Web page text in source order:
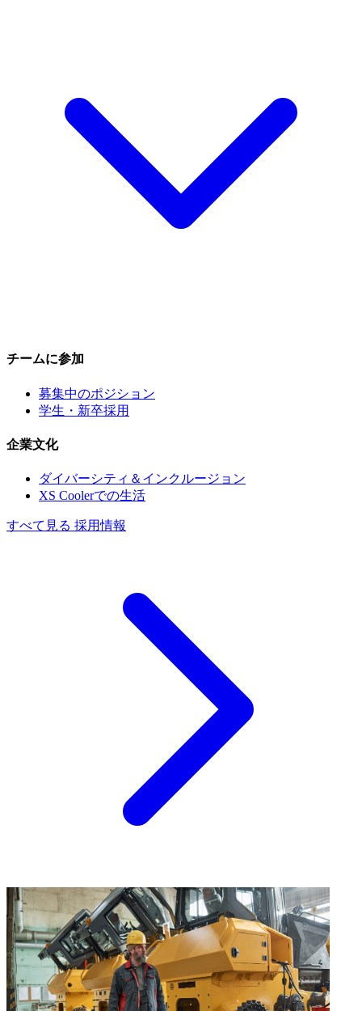
チームに参加
募集中のポジション
学生・新卒採用
企業文化
ダイバーシティ＆インクルージョン
XS Coolerでの生活
すべて見る 採用情報